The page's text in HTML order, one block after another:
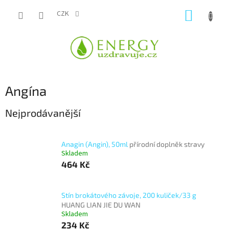
CZK
Angína
Nejprodávanější
Anagin (Angin), 50ml přírodní doplněk stravy
Skladem
464 Kč
Stín brokátového závoje, 200 kuliček/33 g
HUANG LIAN JIE DU WAN
Skladem
234 Kč